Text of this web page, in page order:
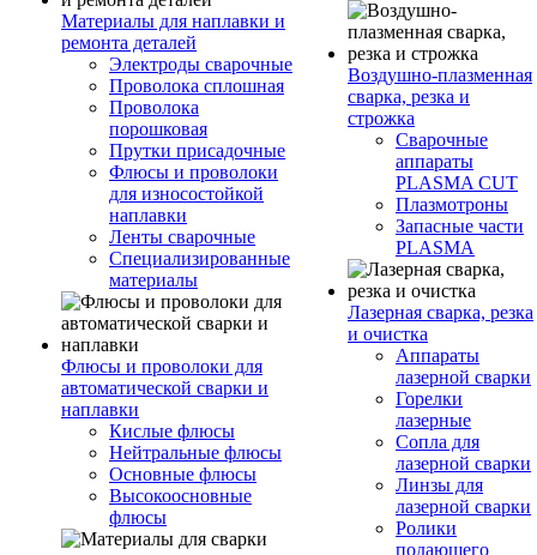
Материалы для наплавки и
ремонта деталей
Электроды сварочные
Проволока сплошная
Проволока
порошковая
Прутки присадочные
Флюсы и проволоки
для износостойкой
наплавки
Ленты сварочные
Специализированные
материалы
Флюсы и проволоки для
автоматической сварки и
наплавки
Кислые флюсы
Нейтральные флюсы
Основные флюсы
Высокоосновные
флюсы
Воздушно-плазменная
сварка, резка и
строжка
Сварочные
аппараты
PLASMA CUT
Плазмотроны
Запасные части
PLASMA
Лазерная сварка, резка
и очистка
Аппараты
лазерной сварки
Горелки
лазерные
Сопла для
лазерной сварки
Линзы для
лазерной сварки
Ролики
подающего